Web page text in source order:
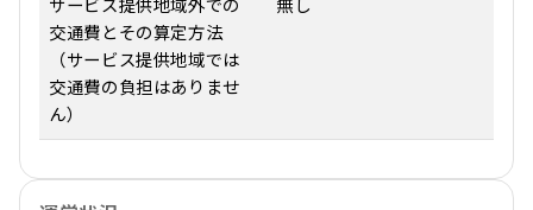
サービス提供地域外での
交通費とその算定方法
（サービス提供地域では
交通費の負担はありませ
ん）
無し